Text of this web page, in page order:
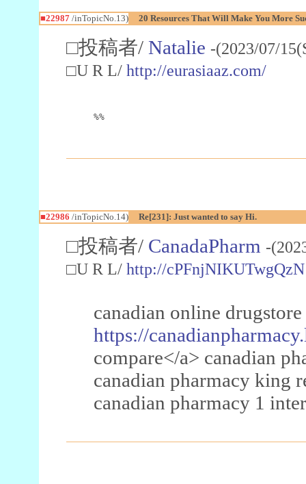
■22987/inTopicNo.13) 20 Resources That Will Make You More
□投稿者/ Natalie -(2023/07/
□U R L/ http://eurasiaaz.com/
%%
■22986 /inTopicNo.14) Re[231]: Just wanted to say Hi.
□投稿者/ CanadaPharm -
□U R L/ http://cPFnjNIKUTwgQzN
canadian online
https://
compare</a> canadian
canadian pharmacy king
canadian pharmacy 1